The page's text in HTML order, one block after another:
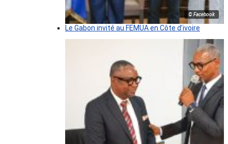
© Facebook
Le Gabon invité au FEMUA en Côte d’ivoire